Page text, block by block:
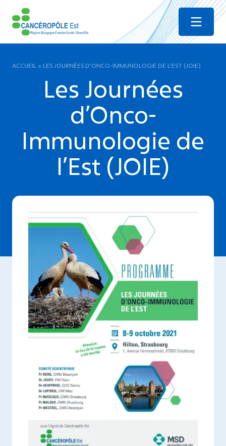
Menu
ACCUEIL » LES JOURNÉES D’ONCO-IMMUNOLOGIE DE L’EST (JOIE)
Les Journées
d’Onco-
Immunologie de
l’Est (JOIE)